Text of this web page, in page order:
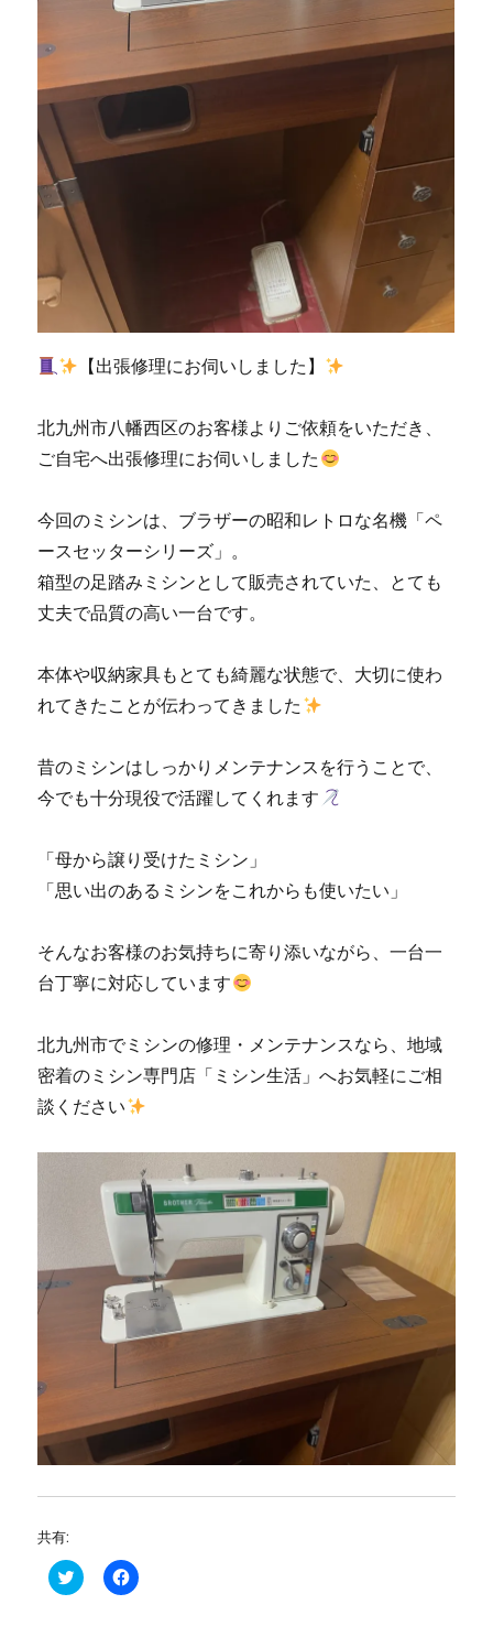
【出張修理にお伺いしました】
北九州市八幡西区のお客様よりご依頼をいただき、
ご自宅へ出張修理にお伺いしました
今回のミシンは、ブラザーの昭和レトロな名機「ペ
ースセッターシリーズ」。
箱型の足踏みミシンとして販売されていた、とても
丈夫で品質の高い一台です。
本体や収納家具もとても綺麗な状態で、大切に使わ
れてきたことが伝わってきました
昔のミシンはしっかりメンテナンスを行うことで、
今でも十分現役で活躍してくれます
「母から譲り受けたミシン」
「思い出のあるミシンをこれからも使いたい」
そんなお客様のお気持ちに寄り添いながら、一台一
台丁寧に対応しています
北九州市でミシンの修理・メンテナンスなら、地域
密着のミシン専門店「ミシン生活」へお気軽にご相
談ください
共有:
ク
リ
F
a